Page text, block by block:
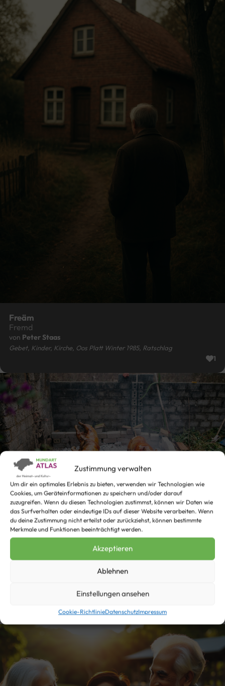
Zustimmung verwalten
Um dir ein optimales Erlebnis zu bieten, verwenden wir Technologien wie
Cookies, um Geräteinformationen zu speichern und/oder darauf
zuzugreifen. Wenn du diesen Technologien zustimmst, können wir Daten wie
das Surfverhalten oder eindeutige IDs auf dieser Website verarbeiten. Wenn
du deine Zustimmung nicht erteilst oder zurückziehst, können bestimmte
Merkmale und Funktionen beeinträchtigt werden.
Akzeptieren
Ablehnen
Einstellungen ansehen
Cookie-RichtlinieDatenschutzImpressum
Freäm
Fremd
von Peter Staas
Gebet, Kinder, Kirche, Oos Platt Winter 1985, Ratschlag
1
E woar Stökske ut Ophoave
Ein Stückchen vom Schweinebraten
Feste, Heimat, Humor, Kinder, Kindheit, Oos Platt Winter 1984